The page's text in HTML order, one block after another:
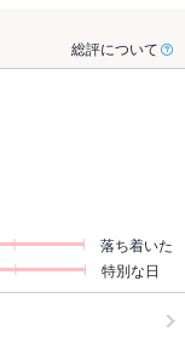
総評について
落ち着いた
特別な日